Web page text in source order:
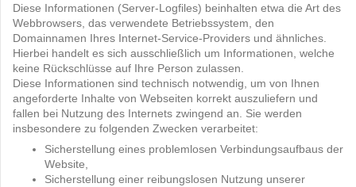
Diese Informationen (Server-Logfiles) beinhalten etwa die Art des
Webbrowsers, das verwendete Betriebssystem, den
Domainnamen Ihres Internet-Service-Providers und ähnliches.
Hierbei handelt es sich ausschließlich um Informationen, welche
keine Rückschlüsse auf Ihre Person zulassen.
Diese Informationen sind technisch notwendig, um von Ihnen
angeforderte Inhalte von Webseiten korrekt auszuliefern und
fallen bei Nutzung des Internets zwingend an. Sie werden
insbesondere zu folgenden Zwecken verarbeitet:
Sicherstellung eines problemlosen Verbindungsaufbaus der
Website,
Sicherstellung einer reibungslosen Nutzung unserer